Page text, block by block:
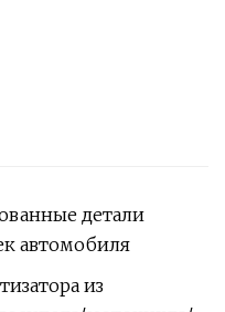
детали
автомобиля
из